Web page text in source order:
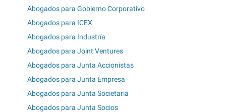
Abogados para Gobierno Corporativo
Abogados para ICEX
Abogados para Industría
Abogados para Joint Ventures
Abogados para Junta Accionistas
Abogados para Junta Empresa
Abogados para Junta Societaria
Abogados para Junta Socios